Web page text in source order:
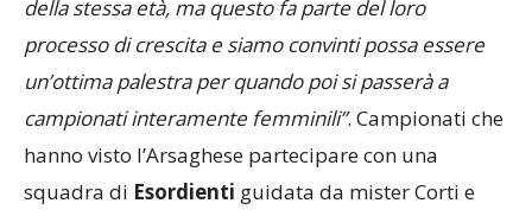
sono trovate spesso ad affrontare squadre maschili
della stessa età, ma questo fa parte del loro
processo di crescita e siamo convinti possa essere
un’ottima palestra per quando poi si passerà a
campionati interamente femminili”. Campionati che
hanno visto l’Arsaghese partecipare con una